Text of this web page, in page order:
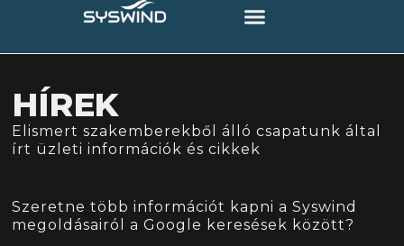
HÍREK
Elismert szakemberekből álló csapatunk által
írt üzleti információk és cikkek
Szeretne több információt kapni a Syswind
megoldásairól a Google keresések között?